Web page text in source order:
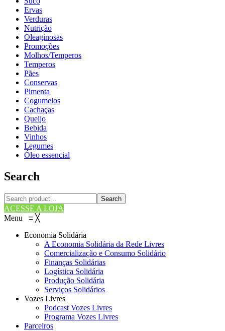
Ervas
Verduras
Nutrição
Oleaginosas
Promoções
Molhos/Temperos
Temperos
Pães
Conservas
Pimenta
Cogumelos
Cachaças
Queijo
Bebida
Vinhos
Legumes
Óleo essencial
Search
Search
ACESSE A LOJA
Menu ≡ ╳
Economia Solidária
A Economia Solidária da Rede Livres
Comercialização e Consumo Solidário
Finanças Solidárias
Logística Solidária
Produção Solidária
Serviços Solidários
Vozes Livres
Podcast Vozes Livres
Programa Vozes Livres
Parceiros